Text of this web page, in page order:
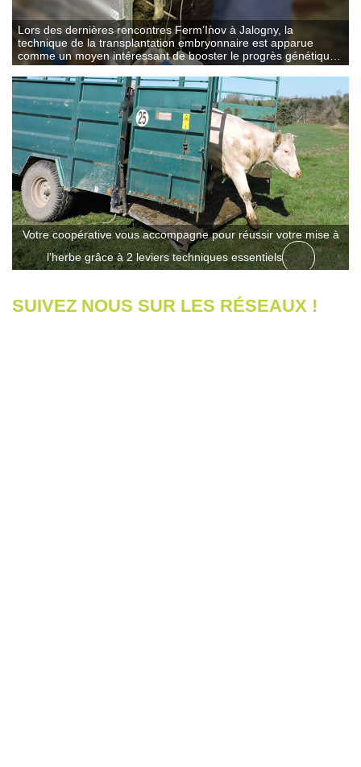
Lors des dernières rencontres Ferm’Inov à Jalogny, la
technique de la transplantation embryonnaire est apparue
comme un moyen intéressant de booster le progrès génétique
dans un troupeau.
Votre coopérative vous accompagne pour réussir votre mise à
l’herbe grâce à 2 leviers techniques essentiels
SUIVEZ NOUS SUR LES RÉSEAUX !